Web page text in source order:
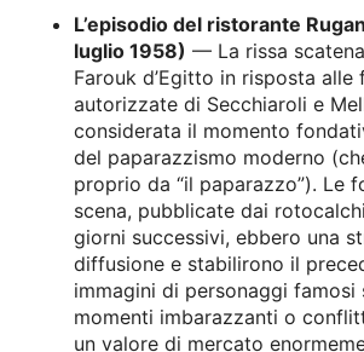
L’episodio del ristorante
luglio 1958) — La rissa
Farouk d’Egitto in risposta
autorizzate di Secchiaroli e
considerata il momento
del paparazzismo moderno
proprio da “il paparazzo”). Le
scena, pubblicate dai
giorni successivi, ebbero una
diffusione e stabilirono il
immagini di personaggi famosi
momenti imbarazzanti o
un valore di mercato